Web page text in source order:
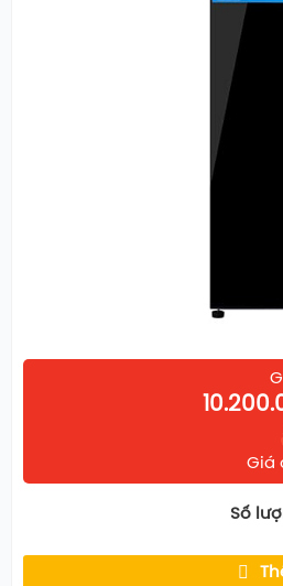
: Thiết kế ngăn
với các đường nét phẳng,
: Với chiều cao
này cực kỳ phù hợp với
diện tích khiêm tốn. Người
không lo chiếm quá nhiều
Giá
Số